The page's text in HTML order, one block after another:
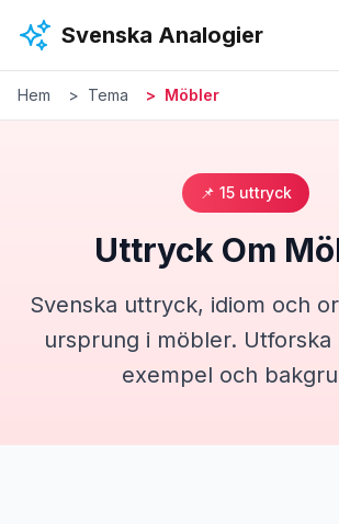
Svenska Analogier
Hem Tema Möbler
📌 15 uttryck
Uttryck Om
Svenska uttryck, idiom och
ursprung i möbler. Utforska
exempel och